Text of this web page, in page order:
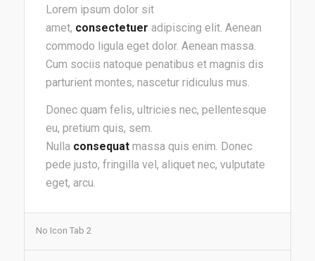
Lorem ipsum dolor sit
amet, consectetuer adipiscing elit. Aenean
commodo ligula eget dolor. Aenean massa.
Cum sociis natoque penatibus et magnis dis
parturient montes, nascetur ridiculus mus.
Donec quam felis, ultricies nec, pellentesque
eu, pretium quis, sem.
Nulla consequatmassa quis enim. Donec
pede justo, fringilla vel, aliquet nec, vulputate
eget, arcu.
No Icon Tab 2